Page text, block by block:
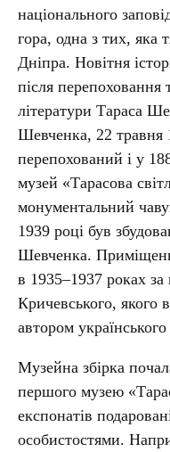
національного
гора, одна з тих, яка
Дніпра. Новітня
після перепоховання
літератури Тараса
Шевченка, 22 травня
перепохований і у
музей «Тарасова
монументальний
1939 році був
Шевченка.
в 1935–1937 роках за
Кричевського, якого
автором
Музейна збірка
першого музею
експонатів
особистостями.